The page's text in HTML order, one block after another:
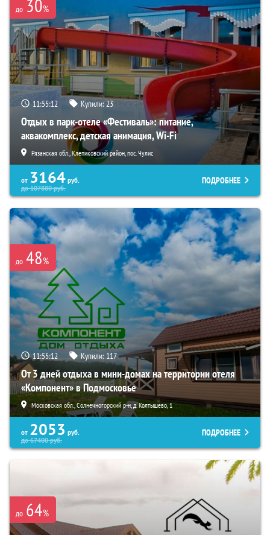
до 30%
11:55:10 Купили:23
Отдых в парк-отеле «Фестиваль»: питание,
аквакомплекс, детская анимация, Wi-Fi
Рязанская обл., Клепиковский район, пос. Чулис
от 3164 руб.
до107880руб.
ПОДРОБНЕЕ
до 48%
11:55:10 Купили: 117
От 3 дней отдыха в мини-домах на территории отеля
«Компонент» в Подмосковье
Московская обл., Солнечногорский р-н, д. Колтышево, 1
от 2053 руб.
до67400руб.
ПОДРОБНЕЕ
до 64%